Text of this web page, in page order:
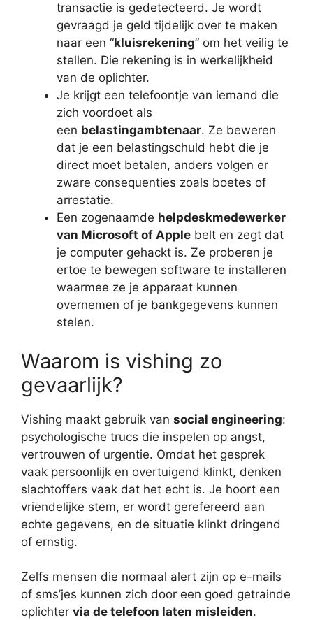
transactie is gedetecteerd. Je wordt
gevraagd je geld tijdelijk over te maken
naar een “kluisrekening” om het veilig te
stellen. Die rekening is in werkelijkheid
van de oplichter.
Je krijgt een telefoontje van iemand die
zich voordoet als
een belastingambtenaar. Ze beweren
dat je een belastingschuld hebt die je
direct moet betalen, anders volgen er
zware consequenties zoals boetes of
arrestatie.
Een zogenaamde helpdeskmedewerker
van Microsoft of Apple belt en zegt dat
je computer gehackt is. Ze proberen je
ertoe te bewegen software te installeren
waarmee ze je apparaat kunnen
overnemen of je bankgegevens kunnen
stelen.
Waarom is vishing zo
gevaarlijk?
Vishing maakt gebruik van social engineering:
psychologische trucs die inspelen op angst,
vertrouwen of urgentie. Omdat het gesprek
vaak persoonlijk en overtuigend klinkt, denken
slachtoffers vaak dat het echt is. Je hoort een
vriendelijke stem, er wordt gerefereerd aan
echte gegevens, en de situatie klinkt dringend
of ernstig.
Zelfs mensen die normaal alert zijn op e-mails
of sms’jes kunnen zich door een goed getrainde
oplichter via de telefoon laten misleiden.